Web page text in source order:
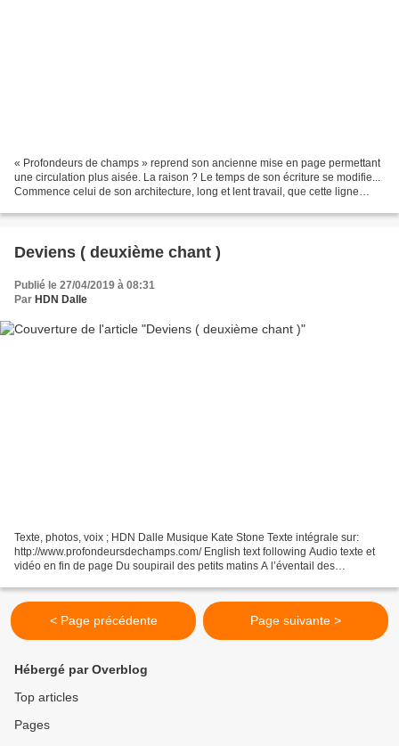
« Profondeurs de champs » reprend son ancienne mise en page permettant
une circulation plus aisée. La raison ? Le temps de son écriture se modifie...
Commence celui de son architecture, long et lent travail, que cette ligne
Deviens ( deuxième chant )
Publié le 27/04/2019 à 08:31
Par HDN Dalle
Texte, photos, voix ; HDN Dalle Musique Kate Stone Texte intégrale sur:
http://www.profondeursdechamps.com/ English text following Audio texte et
vidéo en fin de page Du soupirail des petits matins A l’éventail des
< Page précédente Page suivante >
Hébergé par Overblog
Top articles
Pages